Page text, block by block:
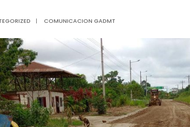
| COMUNICACION GADMT